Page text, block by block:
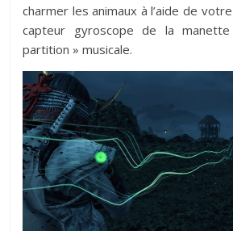
charmer les animaux à l’aide de
capteur gyroscope de la
partition » musicale.